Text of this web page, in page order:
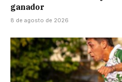
ganador
8 de agosto de 2026